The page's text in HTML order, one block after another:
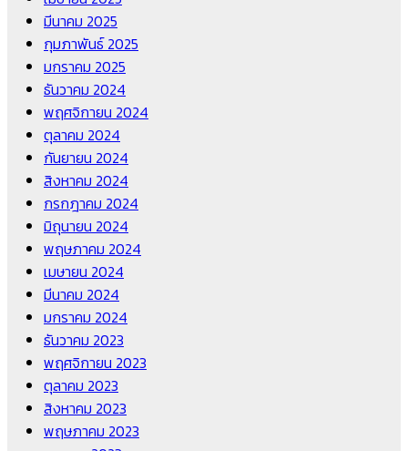
มีนาคม 2025
กุมภาพันธ์ 2025
มกราคม 2025
ธันวาคม 2024
พฤศจิกายน 2024
ตุลาคม 2024
กันยายน 2024
สิงหาคม 2024
กรกฎาคม 2024
มิถุนายน 2024
พฤษภาคม 2024
เมษายน 2024
มีนาคม 2024
มกราคม 2024
ธันวาคม 2023
พฤศจิกายน 2023
ตุลาคม 2023
สิงหาคม 2023
พฤษภาคม 2023